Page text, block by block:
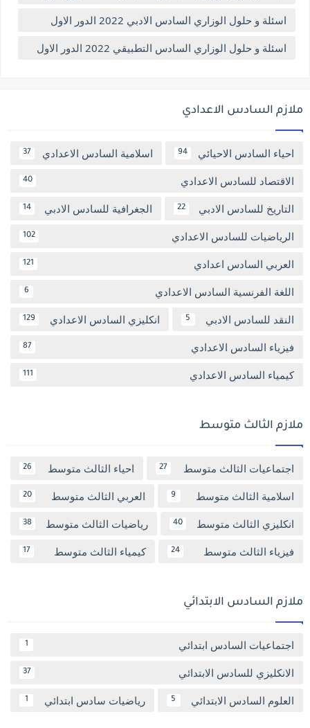
اسئلة و حلول الوزاري السادس الادبي 2022 الدور الاول
اسئلة و حلول الوزاري السادس التطبيقي 2022 الدور الاول
ملازم السادس الاعدادي
احياء السادس الاحيائي 94 اسلامية السادس الاعدادي 37
الاقتصاد للسادس الاعدادي 40
التاريخ للسادس الادبي 22 الجغرافية للسادس الادبي 14
الرياضيات للسادس الاعدادي 102
العربي السادس اعدادي 121
اللغة الفرنسية السادس الاعدادي 6
النقد للسادس الادبي 5 انكليزي السادس الاعدادي 129
فيزياء السادس الاعدادي 87
كيمياء السادس الاعدادي 111
ملازم الثالث متوسط
اجتماعيات الثالث متوسط 27 احياء الثالث متوسط 26
اسلامية الثالث متوسط 9 العربي الثالث متوسط 20
انكليزي الثالث متوسط 40 رياضيات الثالث متوسط 38
فيزياء الثالث متوسط 24 كيمياء الثالث متوسط 17
ملازم السادس الابتدائي
اجتماعيات السادس ابتدائي 1
الانكليزي للسادس الابتدائي 37
العلوم السادس الابتدائي 5 رياضيات سادس ابتدائي 1